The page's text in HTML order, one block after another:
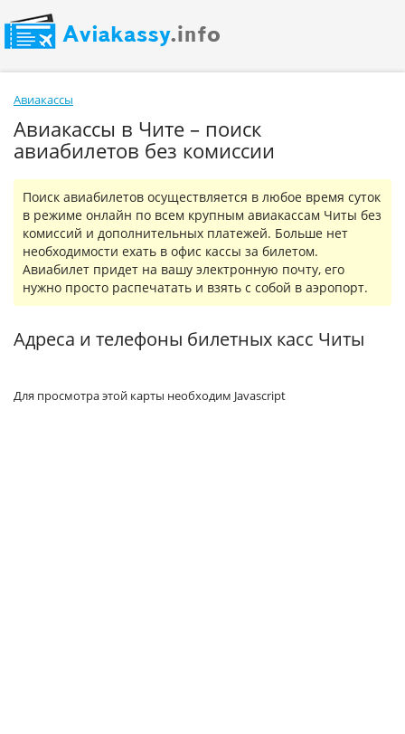
Авиакассы
Авиакассы в Чите – поиск
авиабилетов без комиссии
Поиск авиабилетов осуществляется в любое время суток
в режиме онлайн по всем крупным авиакассам Читы без
комиссий и дополнительных платежей. Больше нет
необходимости ехать в офис кассы за билетом.
Авиабилет придет на вашу электронную почту, его
нужно просто распечатать и взять с собой в аэропорт.
Адреса и телефоны билетных касс Читы
Для просмотра этой карты необходим Javascript